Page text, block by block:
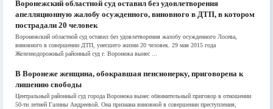
Воронежский областной суд оставил без удовлетворения
апелляционную жалобу осужденного, виновного в ДТП, в котором
пострадали 20 человек
Воронежский областной суд оставил без удовлетворения жалобу осужденного Лосева,
виновного в совершении ДТП, унесшего жизни 20 человек. 29 мая 2015 года
Железнодорожный районный суд г. Воронежа вынес ...
В Воронеже женщина, обокравшая пенсионерку, приговорена к
лишению свободы
Центральный районный суд города Воронежа вынес обвинительный приговор в отношении
50-ти летней Галины Андреевой. Она признана виновной в совершении преступления,